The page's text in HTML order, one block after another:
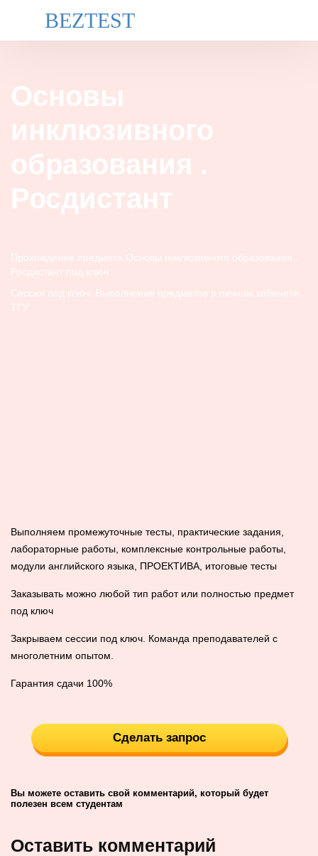
BEZTEST
Основы
инклюзивного
образования .
Росдистант
Прохождение предмета Основы инклюзивного образования .
Росдистант под ключ
Сессия под ключ. Выполнение предметов в личном кабинете.
ТГУ
Выполняем промежуточные тесты, практические задания,
лабораторные работы, комплексные контрольные работы,
модули английского языка, ПРОЕКТИВА, итоговые тесты
Заказывать можно любой тип работ или полностью предмет
под ключ
Закрываем сессии под ключ. Команда преподавателей с
многолетним опытом.
Гарантия сдачи 100%
Сделать запрос
Вы можете оставить свой комментарий, который будет
полезен всем студентам
Оставить комментарий